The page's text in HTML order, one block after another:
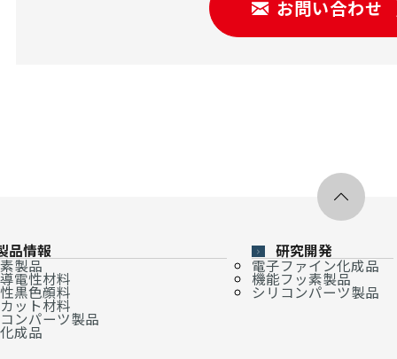
お問い合わせ
品情報
製品
電性材料
黒色顔料
ット材料
ンパーツ製品
成品
研究開発
電子ファイン化成品
機能フッ素製品
シリコンパーツ製品